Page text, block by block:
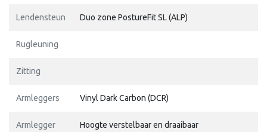
Lendensteun Duo zone PostureFit SL (ALP)
Rugleuning
Zitting
Armleggers Vinyl Dark Carbon (DCR)
Armlegger
Hoogte verstelbaar en draaibaar